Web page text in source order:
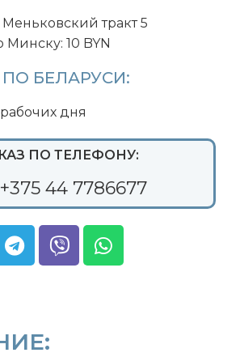
тракт 5
Минску: 10 BYN
БЕЛАРУСИ:
дня
ПО ТЕЛЕФОНУ:
+375 44 7786677